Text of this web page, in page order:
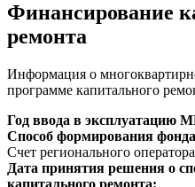
Финансирование
ремонта
Информация о
программе капитального
Год ввода в эксплуатацию
Способ формирования
Счет регионального оператора
Дата принятия решения о